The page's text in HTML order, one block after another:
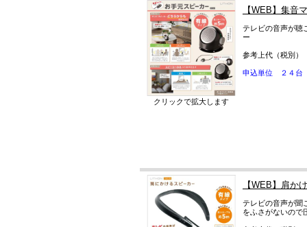
クリックで拡大します
【WEB】集音
テレビの音声が聴
ー
参考上代（税別）
申込単位 ２４台
【WEB】肩か
テレビの音声が聞
をふさがないので